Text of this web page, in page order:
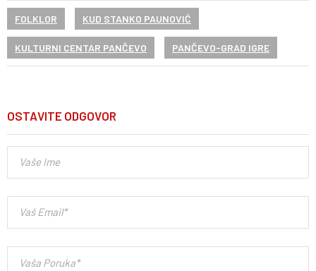
FOLKLOR KUD STANKO PAUNOVIĆ
KULTURNI CENTAR PANČEVO PANČEVO-GRAD IGRE
OSTAVITE ODGOVOR